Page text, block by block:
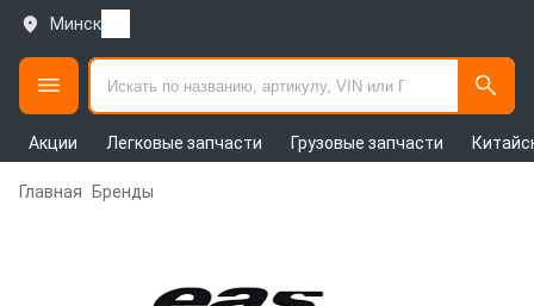
Минск
Акции Легковые запчасти Грузовые запчасти
Главная Бренды